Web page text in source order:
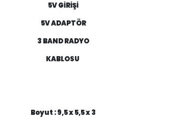
5V GİRİŞİ
5V ADAPTÖR
3 BAND RADYO
KABLOSU
Boyut : 9,5 x 5,5 x 3